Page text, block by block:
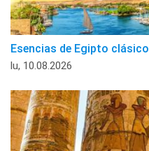
Esencias de Egipto clásico
lu, 10.08.2026